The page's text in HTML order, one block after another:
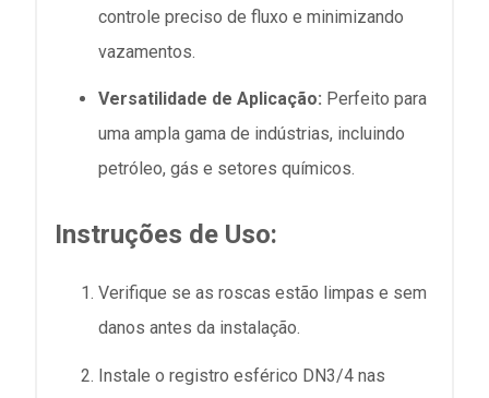
controle preciso de fluxo e minimizando
vazamentos.
Versatilidade de Aplicação: Perfeito para
uma ampla gama de indústrias, incluindo
petróleo, gás e setores químicos.
Instruções de Uso:
Verifique se as roscas estão limpas e sem
danos antes da instalação.
Instale o registro esférico DN3/4 nas